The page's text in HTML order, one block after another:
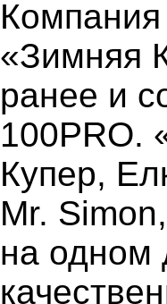
Компания
«Зимняя
ранее и
100PRO.
Купер,
Mr.
на одном